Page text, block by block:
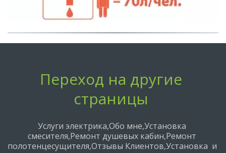
Переход на другие
страницы
Услуги электрика,Обо мне,Установка
смесителя,Ремонт душевых кабин,Ремонт
полотенцесущителя,Отзывы Клиентов,Установка  и